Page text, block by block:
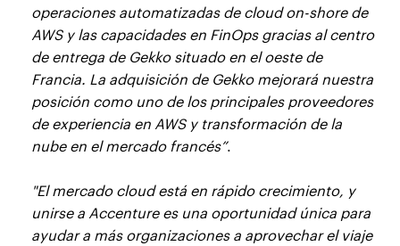
operaciones automatizadas de cloud on-shore de
AWS y las capacidades en FinOps gracias al centro
de entrega de Gekko situado en el oeste de
Francia. La adquisición de Gekko mejorará nuestra
posición como uno de los principales proveedores
de experiencia en AWS y transformación de la
nube en el mercado francés”.
"El mercado cloud está en rápido crecimiento, y
unirse a Accenture es una oportunidad única para
ayudar a más organizaciones a aprovechar el viaje